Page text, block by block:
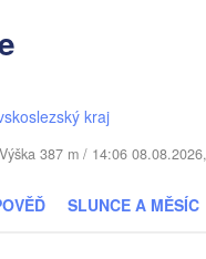
kraj
387 m / 14:06
SLUNCE A MĚSÍC
(Viciebsk)
Магілёў